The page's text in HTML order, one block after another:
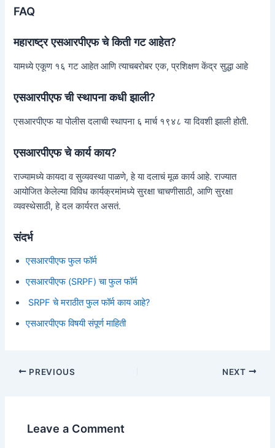
FAQ
महाराष्ट्र एसआरपीएफ चे किती गट आहेत?
यामध्ये एकूण १६ गट आहेत आणि त्याचबरोबर एक, प्रशिक्षण केंद्र सुद्धा आहे
एसआरपीएफ ची स्थापना कधी झाली?
एसआरपीएफ या पोलीस दलाची स्थापना ६ मार्च १९४८ या दिवशी झाली होती.
एसआरपीएफ चे कार्य काय?
राज्यामध्ये कायदा व सुव्यवस्था पाळणे, हे या दलाचं मूळ कार्य आहे. राज्यात
आयोजित केलेल्या विविध कार्यक्रमांमध्ये सुरक्षा चाचणीसाठी, आणि सुरक्षा
व्यवस्थेसाठी, हे दल कार्यरत असतं.
संदर्भ
एसआरपीएफ फुल फॉर्म
एसआरपीएफ (SRPF) चा फुल फॉर्म
SRPF चे मराठीत फुल फॉर्म काय आहे?
एसआरपीएफ विषयी संपूर्ण माहिती
Post
PREVIOUS NEXT
Leave a Comment